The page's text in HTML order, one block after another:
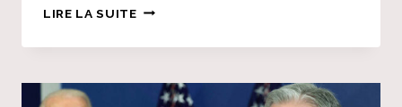
LIRE LA SUITELA
DE